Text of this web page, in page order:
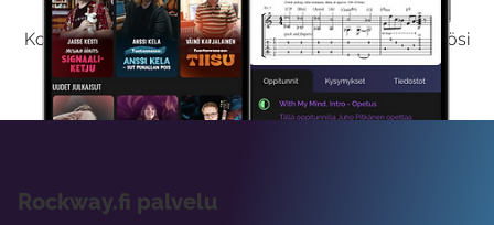
Kokeilemalla ilmaiseksi saat koko sisältömme käyttöösi
viikon ajaksi.
Rockway.fi palvelu